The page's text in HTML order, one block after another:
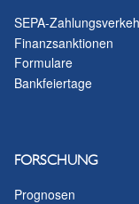
SEPA-
Finanzsanktionen
Formulare
Bankfeiertage
FORSCHUNG
Prognosen